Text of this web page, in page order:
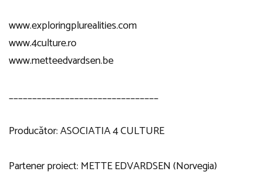
www.exploringplurealities.com
www.4culture.ro
www.metteedvardsen.be
________________________________
Producător: ASOCIATIA 4 CULTURE
Partener proiect: METTE EDVARDSEN (Norvegia)